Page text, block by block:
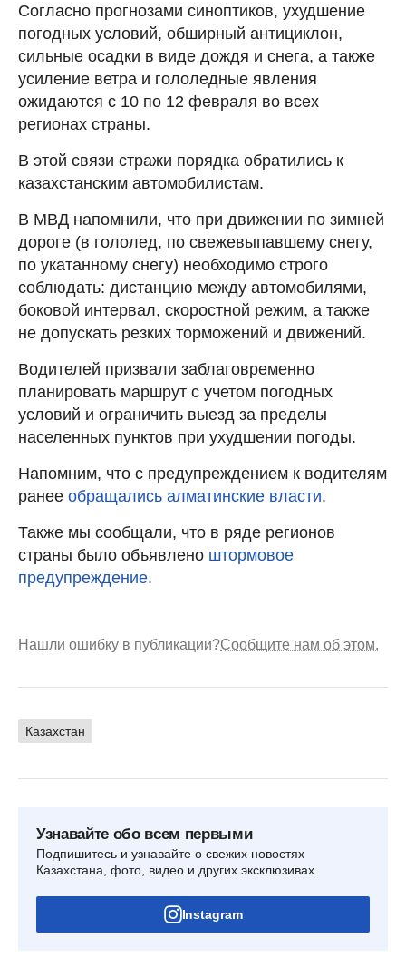
Согласно прогнозами синоптиков, ухудшение
погодных условий, обширный антициклон,
сильные осадки в виде дождя и снега, а также
усиление ветра и гололедные явления
ожидаются с 10 по 12 февраля во всех
регионах страны.
В этой связи стражи порядка обратились к
казахстанским автомобилистам.
В МВД напомнили, что при движении по зимней
дороге (в гололед, по свежевыпавшему снегу,
по укатанному снегу) необходимо строго
соблюдать: дистанцию между автомобилями,
боковой интервал, скоростной режим, а также
не допускать резких торможений и движений.
Водителей призвали заблаговременно
планировать маршрут с учетом погодных
условий и ограничить выезд за пределы
населенных пунктов при ухудшении погоды.
Напомним, что с предупреждением к водителям
ранее обращались алматинские власти.
Также мы сообщали, что в ряде регионов
страны было объявлено штормовое
предупреждение.
Нашли ошибку в публикации?Сообщите нам об этом.
Казахстан
Узнавайте обо всем первыми
Подпишитесь и узнавайте о свежих новостях
Казахстана, фото, видео и других эксклюзивах
Instagram